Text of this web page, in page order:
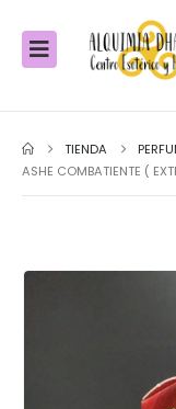
TIENDA
ASHE COMBATIENTE (